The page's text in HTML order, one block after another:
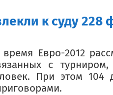
к суду 228
Евро-2012
с
При этом 104